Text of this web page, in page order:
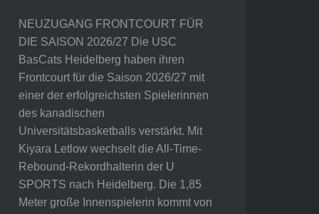
NEUZUGANG FRONTCOURT FÜR
DIE SAISON 2026/27 Die USC
BasCats Heidelberg haben ihren
Frontcourt für die Saison 2026/27 mit
einer der erfolgreichsten Spielerinnen
des kanadischen
Universitätsbasketballs verstärkt. Mit
Kiyara Letlow wechselt die All-Time-
Rebound-Rekordhalterin der U
SPORTS nach Heidelberg. Die 1,85
Meter große Innenspielerin kommt von